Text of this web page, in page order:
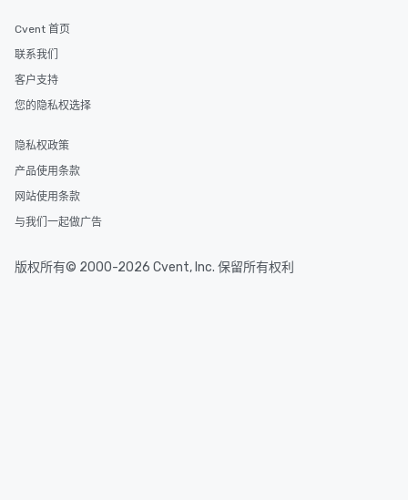
Cvent 首页
联系我们
客户支持
您的隐私权选择
隐私权政策
产品使用条款
网站使用条款
与我们一起做广告
版权所有© 2000-2026 Cvent, Inc. 保留所有权利